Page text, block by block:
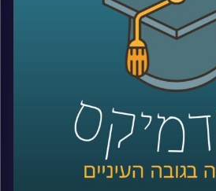
אנרגיה מעצבת את העולם
הגז שינה את המעמד של ישראל
הפכה לשחקנית מרכזית בתחום,
יכולים להשפיע גם על יחסים
מנכ"ל משותף באקו-אנרג'י יעוץ
רייכמן. מומחה בינ"ל
חשמל גז טבעי ונפט, בעל ניסיון עשיר
ומוסדות פיננסיים, יועץ
גלובליים בתחומי אנרגיה ותשתיות.